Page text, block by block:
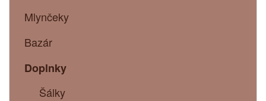
Mlynčeky
Bazár
Doplnky
Šálky